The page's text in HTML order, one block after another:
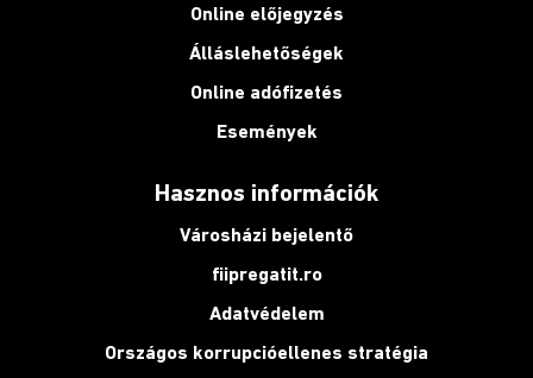
Online előjegyzés
Álláslehetőségek
Online adófizetés
Események
Hasznos információk
Városházi bejelentő
fiipregatit.ro
Adatvédelem
Országos korrupcióellenes stratégia